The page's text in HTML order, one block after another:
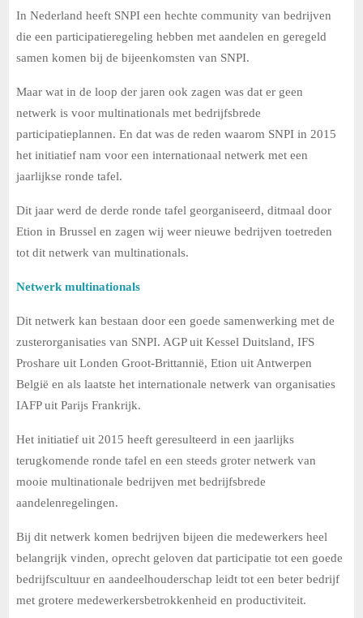
In Nederland heeft SNPI een hechte community van bedrijven
die een participatieregeling hebben met aandelen en geregeld
samen komen bij de bijeenkomsten van SNPI.
Maar wat in de loop der jaren ook zagen was dat er geen
netwerk is voor multinationals met bedrijfsbrede
participatieplannen. En dat was de reden waarom SNPI in 2015
het initiatief nam voor een internationaal netwerk met een
jaarlijkse ronde tafel.
Dit jaar werd de derde ronde tafel georganiseerd, ditmaal door
Etion in Brussel en zagen wij weer nieuwe bedrijven toetreden
tot dit netwerk van multinationals.
Netwerk multinationals
Dit netwerk kan bestaan door een goede samenwerking met de
zusterorganisaties van SNPI. AGP uit Kessel Duitsland, IFS
Proshare uit Londen Groot-Brittannië, Etion uit Antwerpen
België en als laatste het internationale netwerk van organisaties
IAFP uit Parijs Frankrijk.
Het initiatief uit 2015 heeft geresulteerd in een jaarlijks
terugkomende ronde tafel en een steeds groter netwerk van
mooie multinationale bedrijven met bedrijfsbrede
aandelenregelingen.
Bij dit netwerk komen bedrijven bijeen die medewerkers heel
belangrijk vinden, oprecht geloven dat participatie tot een goede
bedrijfscultuur en aandeelhouderschap leidt tot een beter bedrijf
met grotere medewerkersbetrokkenheid en productiviteit.